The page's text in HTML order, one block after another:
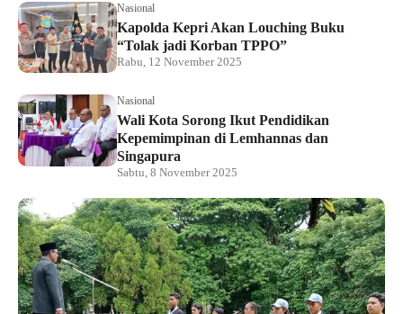
Nasional
Kapolda Kepri Akan Louching Buku
“Tolak jadi Korban TPPO”
Rabu, 12 November 2025
Nasional
Wali Kota Sorong Ikut Pendidikan
Kepemimpinan di Lemhannas dan
Singapura
Sabtu, 8 November 2025